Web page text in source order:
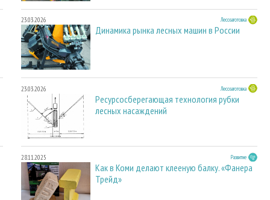
23.03.2026 Лесозаготовка
Динамика рынка лесных машин в России
23.03.2026 Лесозаготовка
Ресурсосберегающая технология рубки
лесных насаждений
28.11.2025 Развитие
Как в Коми делают клееную балку. «Фанера
Трейд»